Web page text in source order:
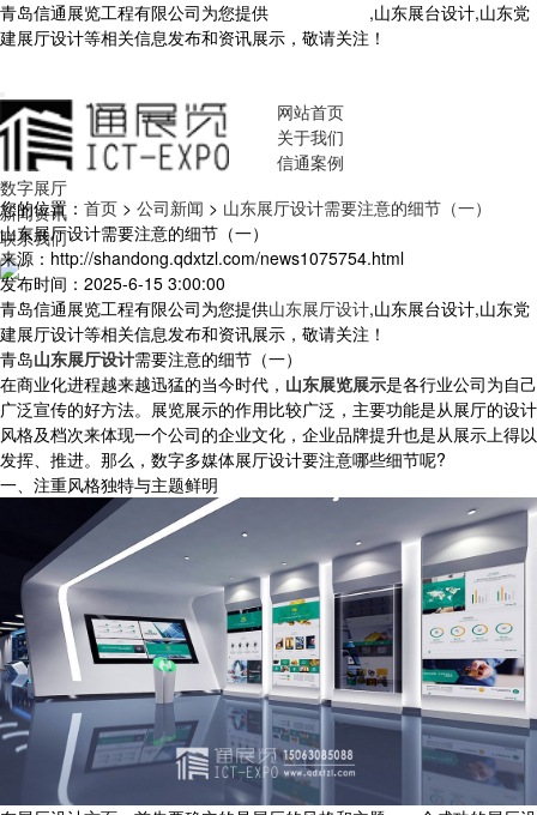
青岛信通展览工程有限公司为您提供
,山东展台设计,山东党
建展厅设计等相关信息发布和资讯展示，敬请关注！
网站首页
关于我们
信通案例
数字展厅
新闻资讯
联系我们
您的位置： 首页 > 公司新闻 > 山东展厅设计需要注意的细节（一）
山东展厅设计需要注意的细节（一）
来源：http://shandong.qdxtzl.com/news1075754.html
发布时间：2025-6-15 3:00:00
青岛信通展览工程有限公司为您提供山东展厅设计,山东展台设计,山东党
建展厅设计等相关信息发布和资讯展示，敬请关注！
青岛山东展厅设计需要注意的细节（一）
在商业化进程越来越迅猛的当今时代， 山东展览展示是各行业公司为自己
广泛宣传的好方法。展览展示的作用比较广泛，主要功能是从展厅的设计
风格及档次来体现一个公司的企业文化，企业品牌提升也是从展示上得以
发挥、推进。那么，数字多媒体展厅设计要注意哪些细节呢?
一、注重风格独特与主题鲜明